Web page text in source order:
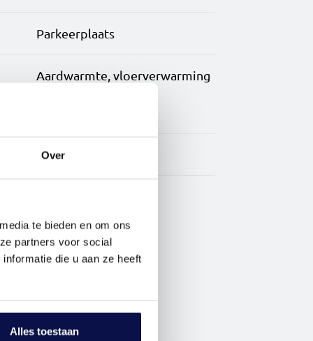
Over
te bieden en om ons
partners voor social
die u aan ze heeft
Alles toestaan
uitzicht.
hebben een moderne
Ideaal voor
voor jouw gemak
nabijgelegen woontoren.
rondom winkelcentrum
Parkeerplaats
Aardwarmte, vloerverwarming
A++